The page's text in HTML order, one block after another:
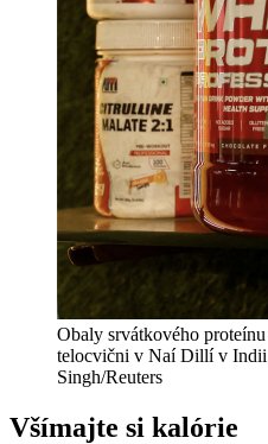
Obaly srvátkového
telocvični v Naí Dillí v
Singh/Reuters
Všímajte si kalórie